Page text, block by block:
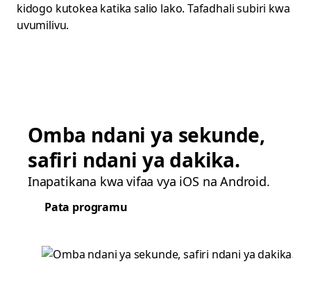
kidogo kutokea katika salio lako. Tafadhali subiri kwa
uvumilivu.
Omba ndani ya sekunde,
safiri ndani ya dakika.
Inapatikana kwa vifaa vya iOS na Android.
Pata programu